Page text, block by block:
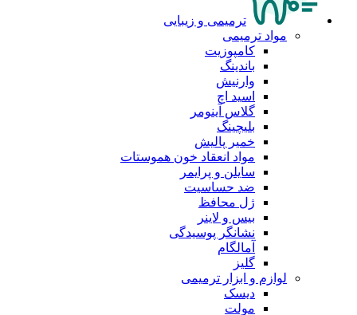
ترمیمی و زیبایی
مواد ترمیمی
کامپوزیت
باندینگ
وارنیش
اسید اچ
گلاس آینومر
بلیچینگ
خمیر پالیش
مواد انعقاد خون هموستات
سایلن و پرایمر
ضد حساسیت
ژل محافظ
بیس و لاینر
نشانگر پوسیدگی
آمالگام
گلیز
لوازم و ابزار ترمیمی
دیسک
مولت